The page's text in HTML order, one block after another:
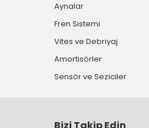
Aynalar
Fren Sistemi
Vites ve Debriyaj
Amortisörler
Sensör ve Seziciler